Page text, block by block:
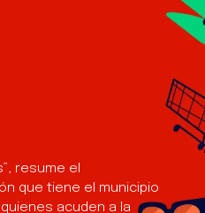
resume el
que tiene el municipio
acuden a la